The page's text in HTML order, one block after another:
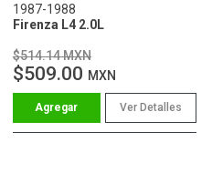
1987-1988
Firenza L4 2.0L
$514.14 MXN
$509.00 MXN
Ver Detalles